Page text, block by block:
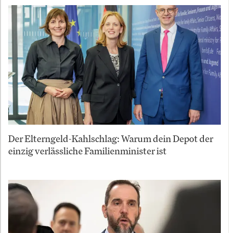
Der Elterngeld-Kahlschlag: Warum dein Depot der
einzig verlässliche Familienminister ist